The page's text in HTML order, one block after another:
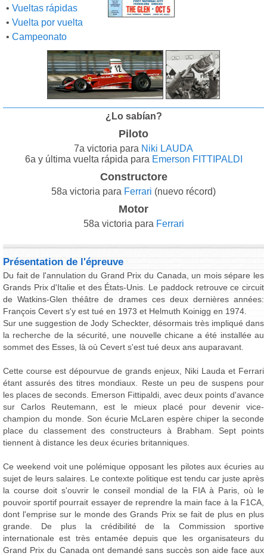
• Vueltas rápidas
• Vuelta por vuelta
• Campeonato
¿Lo sabían?
Piloto
7a victoria para Niki LAUDA
6a y última vuelta rápida para Emerson FITTIPALDI
Constructore
58a victoria para Ferrari (nuevo récord)
Motor
58a victoria para Ferrari
Présentation de l'épreuve
Du fait de l'annulation du Grand Prix du Canada, un mois sépare les
Grands Prix d'Italie et des États-Unis. Le paddock retrouve ce circuit
de Watkins-Glen théâtre de drames ces deux dernières années:
François Cevert s'y est tué en 1973 et Helmuth Koinigg en 1974.
Sur une suggestion de Jody Scheckter, désormais très impliqué dans
la recherche de la sécurité, une nouvelle chicane a été installée au
sommet des Esses, là où Cevert s'est tué deux ans auparavant.
Cette course est dépourvue de grands enjeux, Niki Lauda et Ferrari
étant assurés des titres mondiaux. Reste un peu de suspens pour
les places de seconds. Emerson Fittipaldi, avec deux points d'avance
sur Carlos Reutemann, est le mieux placé pour devenir vice-
champion du monde. Son écurie McLaren espère chiper la seconde
place du classement des constructeurs à Brabham. Sept points
tiennent à distance les deux écuries britanniques.
Ce weekend voit une polémique opposant les pilotes aux écuries au
sujet de leurs salaires. Le contexte politique est tendu car juste après
la course doit s'ouvrir le conseil mondial de la FIA à Paris, où le
pouvoir sportif pourrait essayer de reprendre la main face à la F1CA,
dont l'emprise sur le monde des Grands Prix se fait de plus en plus
grande. De plus la crédibilité de la Commission sportive
internationale est très entamée depuis que les organisateurs du
Grand Prix du Canada ont demandé sans succès son aide face aux